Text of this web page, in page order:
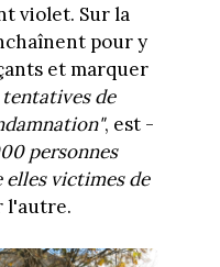
violet. Sur la
pour y
et marquer
tentatives de
, est -
personnes
victimes de
l'autre.